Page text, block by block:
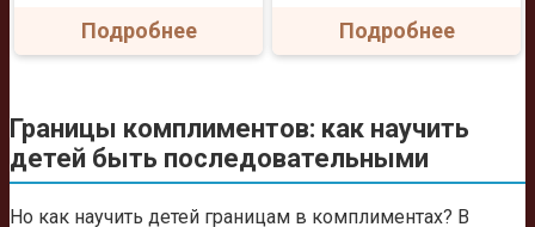
Подробнее Подробнее
Границы комплиментов: как научить
детей быть последовательными
Но как научить детей границам в комплиментах? В